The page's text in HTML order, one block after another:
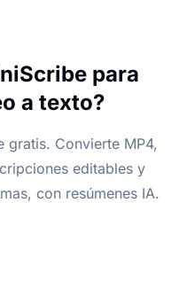
para
a texto?
gratis. Convierte MP4,
editables y
con resúmenes IA.